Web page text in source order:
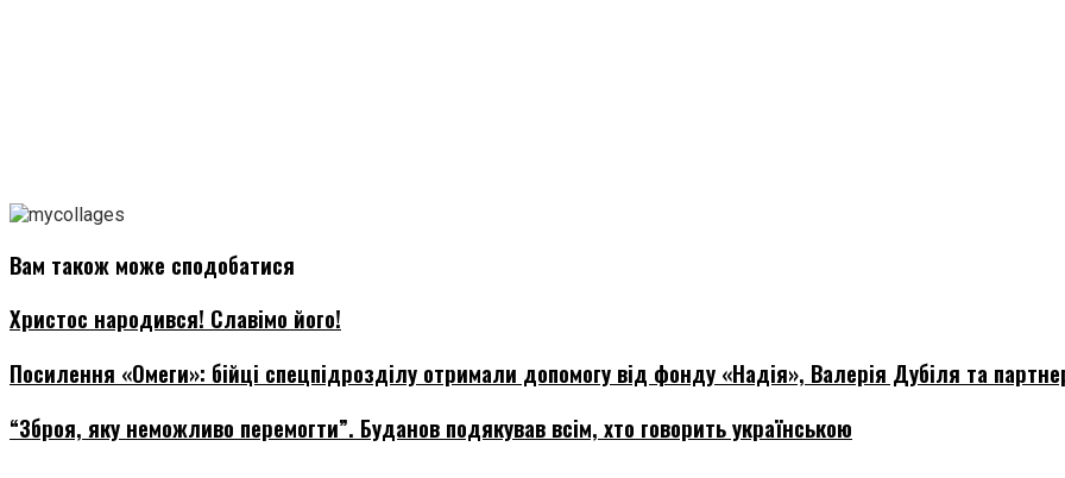
Вам також може сподобатися
Христос народився! Славімо його!
Посилення «Омеги»: бійці спецпідрозділу отримали допомогу від фонду «Надія», Валерія Дубіля та
“Зброя, яку неможливо перемогти”. Буданов подякував всім, хто говорить українською